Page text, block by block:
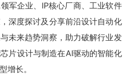
军企业、IP核心厂商、工业软件
深度探讨及分享前沿设计自动化
未来趋势洞察，助力破解行业发
片设计与制造在AI驱动的智能化
增长。